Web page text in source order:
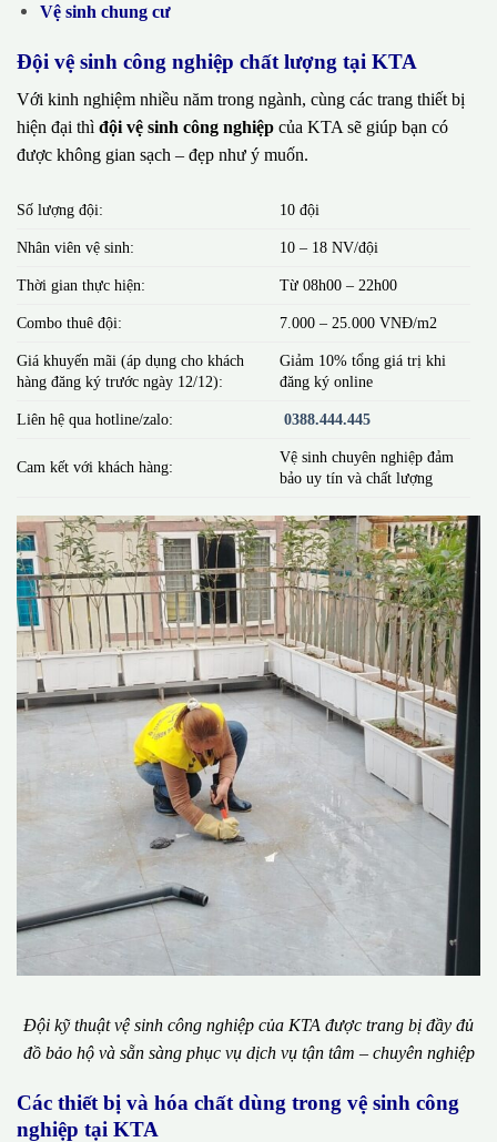
Vệ sinh chung cư
Đội vệ sinh công nghiệp chất lượng tại KTA
Với kinh nghiệm nhiều năm trong ngành, cùng các trang thiết bị
hiện đại thì đội vệ sinh công nghiệp của KTA sẽ giúp bạn có
được không gian sạch – đẹp như ý muốn.
Số lượng đội: 10 đội
Nhân viên vệ sinh: 10 – 18 NV/đội
Thời gian thực hiện: Từ 08h00 – 22h00
Combo thuê đội: 7.000 – 25.000 VNĐ/m2
Giá khuyến mãi (áp dụng cho khách
hàng đăng ký trước ngày 12/12):
Giảm 10% tổng giá trị khi
đăng ký online
Liên hệ qua hotline/zalo: 0388.444.445
Cam kết với khách hàng:
Vệ sinh chuyên nghiệp đảm
bảo uy tín và chất lượng
Đội kỹ thuật vệ sinh công nghiệp của KTA được trang bị đầy đủ
đồ bảo hộ và sẵn sàng phục vụ dịch vụ tận tâm – chuyên nghiệp
Các thiết bị và hóa chất dùng trong vệ sinh công
nghiệp tại KTA